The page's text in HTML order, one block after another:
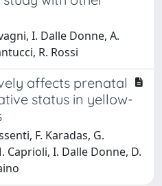
I. Dalle Donne, A.
R. Rossi
affects prenatal
status in yellow-
F. Karadas, G.
Caprioli, I. Dalle Donne, D.